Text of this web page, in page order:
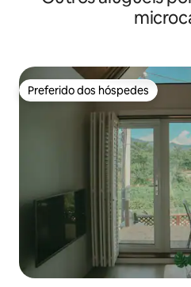
Preferido dos hóspedes
Preferido dos hóspedes